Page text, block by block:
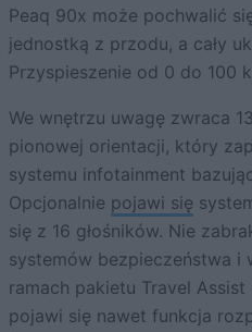
Peaq 90x może pochwalić
jednostką z przodu, a cały
Przyspieszenie od 0 do 100
We wnętrzu uwagę zwraca
pionowej orientacji, który
systemu infotainment
Opcjonalnie pojawi się
się z 16 głośników. Nie
systemów bezpieczeństwa i
ramach pakietu Travel
pojawi się nawet funkcja